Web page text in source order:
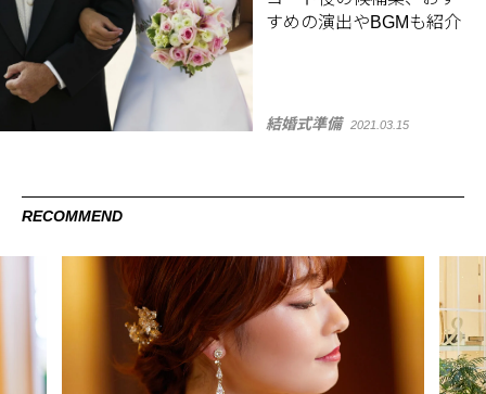
すめの演出やBGMも紹介
結婚式準備 2021.03.15
RECOMMEND